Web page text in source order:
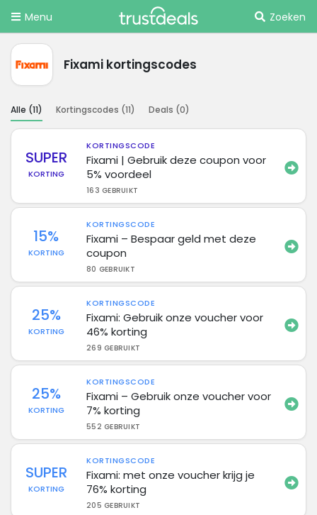
Menu Zoeken
Fixami kortingscodes
Alle (11) Kortingscodes (11) Deals (0)
SUPER
KORTING
KORTINGSCODE
Fixami | Gebruik deze coupon voor
5% voordeel
163 GEBRUIKT
15%
KORTING
KORTINGSCODE
Fixami – Bespaar geld met deze
coupon
80 GEBRUIKT
25%
KORTING
KORTINGSCODE
Fixami: Gebruik onze voucher voor
46% korting
269 GEBRUIKT
25%
KORTING
KORTINGSCODE
Fixami – Gebruik onze voucher voor
7% korting
552 GEBRUIKT
SUPER
KORTING
KORTINGSCODE
Fixami: met onze voucher krijg je
76% korting
205 GEBRUIKT